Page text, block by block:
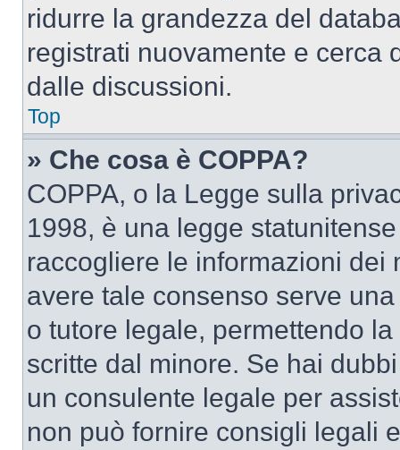
ridurre la grandezza del
registrati nuovamente e cerca
dalle discussioni.
Top
» Che cosa è COPPA?
COPPA, o la Legge sulla
1998, è una legge
raccogliere le informazioni dei
avere tale consenso serve
o tutore legale, permettendo
scritte dal minore. Se hai
un consulente legale per
non può fornire consigli legali